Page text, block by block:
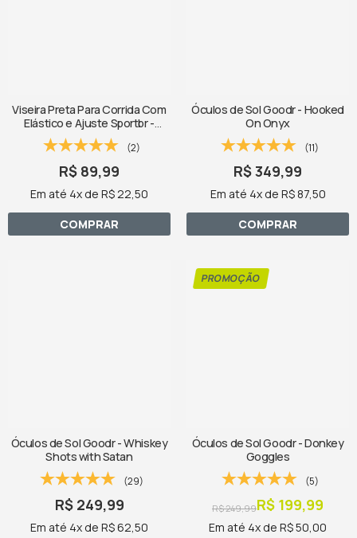
Viseira Preta Para Corrida Com
Elástico e Ajuste Sportbr -
Running Anything Is Possible
(2)
R$ 89,99
Em até 4x de R$ 22,50
COMPRAR
Óculos de Sol Goodr - Hooked
On Onyx
(11)
R$ 349,99
Em até 4x de R$ 87,50
COMPRAR
Óculos de Sol Goodr - Whiskey
Shots with Satan
(29)
R$ 249,99
Em até 4x de R$ 62,50
Óculos de Sol Goodr - Donkey
Goggles
(5)
R$ 199,99
R$ 249,99
Em até 4x de R$ 50,00